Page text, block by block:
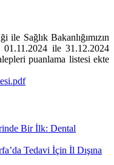
ile Sağlık Bakanlığımızın
01.11.2024 ile 31.12.2024
puanlama listesi ekte
Bir İlk: Dental
Tedavi İçin İl Dışına